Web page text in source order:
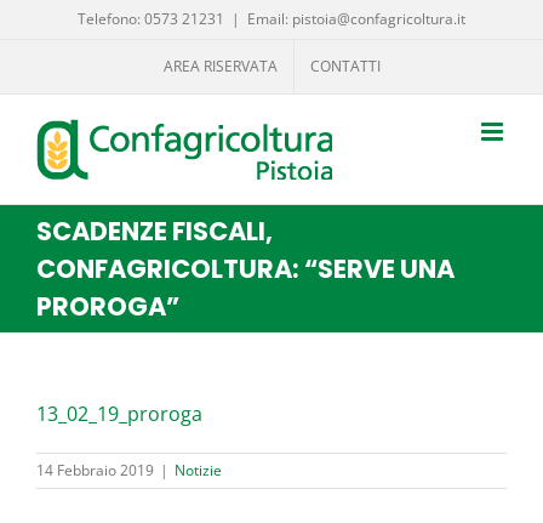
Telefono: 0573 21231 | Email: pistoia@confagricoltura.it
AREA RISERVATA CONTATTI
SCADENZE FISCALI,
CONFAGRICOLTURA: “SERVE UNA
PROROGA”
13_02_19_proroga
14 Febbraio 2019 | Notizie